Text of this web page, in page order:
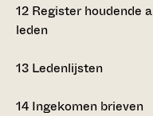
12 Register houdende
leden
13 Ledenlijsten
14 Ingekomen brieven